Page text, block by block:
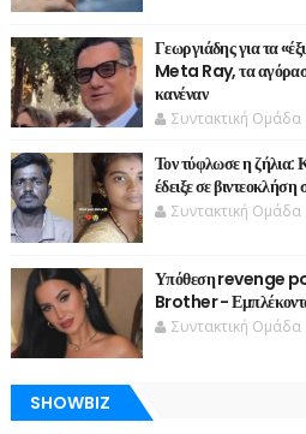
Γεωργιάδης για τα
Meta Ray, τα
κανέναν
Συντακτική Ομάδα
Τον τύφλωσε η ζήλια:
έδειξε σε βιντεοκλήση
Συντακτική Ομάδα
Υπόθεση revenge
Brother -
Συντακτική Ομάδα
SHOWBIZ